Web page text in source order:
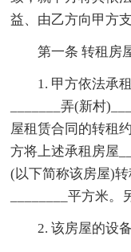
益、由乙方向甲方
第一条 转租房
1. 甲方依法承
_______弄(新村
屋租赁合同的转租
方将上述承租房屋
(以下简称该房屋)
________平方米
2. 该房屋的设